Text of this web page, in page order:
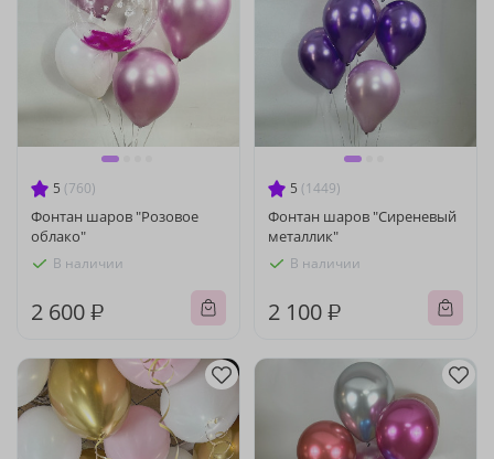
5 (760)
Фонтан шаров "Розовое
облако"
В наличии
2 600 ₽
5 (1449)
Фонтан шаров "Сиреневый
металлик"
В наличии
2 100 ₽